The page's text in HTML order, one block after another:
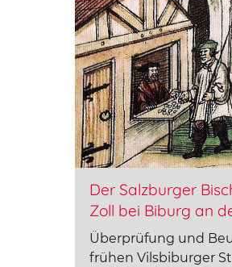
Der Salzburger
Zoll bei Biburg an
Überprüfung und
frühen Vilsbiburger